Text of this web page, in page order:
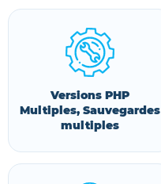
Versions PHP
Multiples, Sauvegardes
multiples